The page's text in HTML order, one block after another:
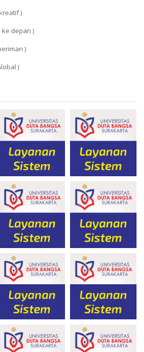
)
ke depan )
)
)